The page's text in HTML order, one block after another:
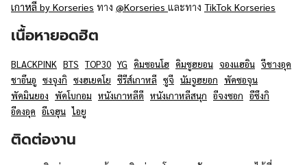
เกาหลี by Korseries ทาง @Korseries และทาง TikTok Korseries
เนื้อหายอดฮิต
BLACKPINK BTS TOP30 YG คิมซอนโฮ คิมซูฮยอน จองแฮอิน จีชางอุค
ชาอึนอู ซงจุงกิ ซงฮเยคโย ซีรีส์เกาหลี ซูจี นัมจูฮยอก พัคซอจุน
พัคมินยอง พัคโบกอม หนังเกาหลีดี หนังเกาหลีสนุก อีจงซอก อีซึงกิ
อีดงอุค อีเจฮุน ไอยู
ติดต่องาน